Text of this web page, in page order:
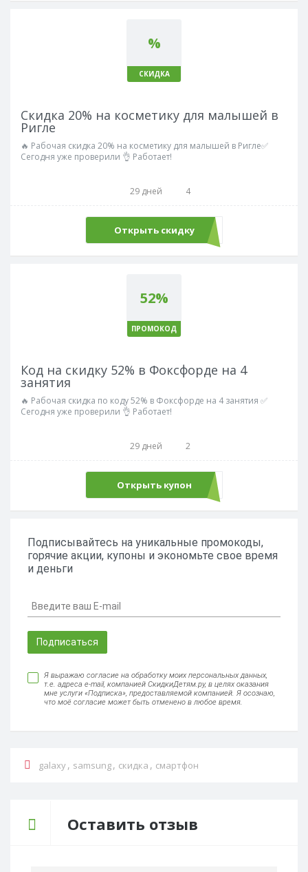
%
СКИДКА
Скидка 20% на косметику для малышей в
Ригле
🔥 Рабочая скидка 20% на косметику для малышей в Ригле✅
Сегодня уже проверили 👌 Работает!
29 дней 4
Открыть скидку
52%
ПРОМОКОД
Код на скидку 52% в Фоксфорде на 4
занятия
🔥 Рабочая скидка по коду 52% в Фоксфорде на 4 занятия ✅
Сегодня уже проверили 👌 Работает!
29 дней 2
Открыть купонLANG52
Подписывайтесь на уникальные промокоды,
горячие акции, купоны и экономьте свое время
и деньги
Подписаться
Я выражаю согласие на обработку моих персональных данных,
т.е. адреса e-mail, компанией СкидкиДетям.ру, в целях оказания
мне услуги «Подписка», предоставляемой компанией. Я осознаю,
что моё согласие может быть отменено в любое время.
galaxy, samsung, скидка , смартфон
Оставить отзыв